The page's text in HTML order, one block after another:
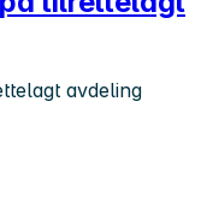
avdeling